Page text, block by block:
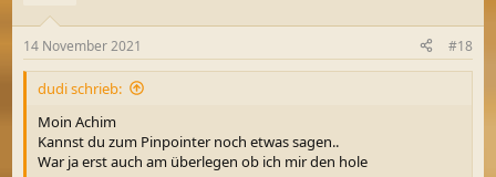
e
n
14 November 2021 #18
dudi schrieb:
Moin Achim
Kannst du zum Pinpointer noch etwas sagen..
War ja erst auch am überlegen ob ich mir den hole